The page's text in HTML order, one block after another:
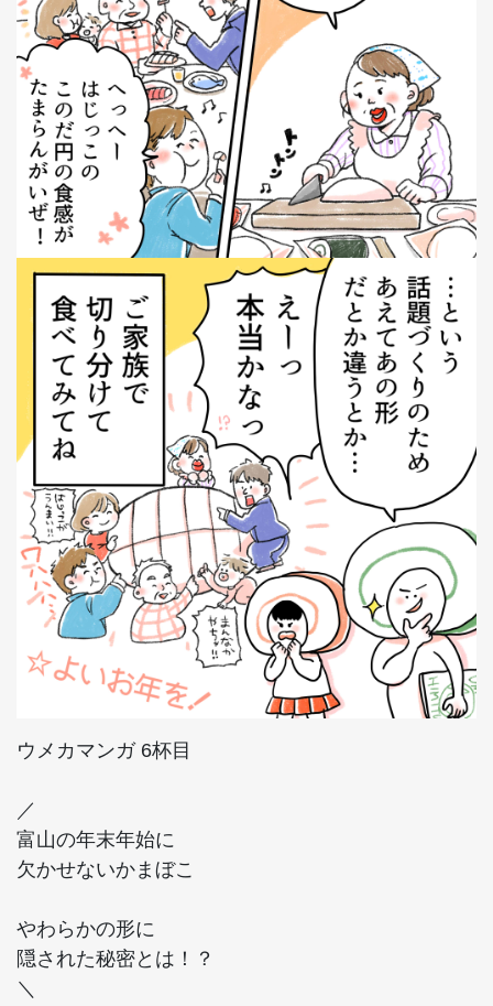
ウメカマンガ 6杯目
／
富山の年末年始に
欠かせないかまぼこ
やわらかの形に
隠された秘密とは！？
＼